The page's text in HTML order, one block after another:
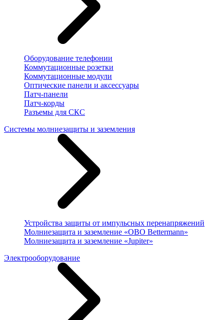
Оборудование телефонии
Коммутационные розетки
Коммутационные модули
Оптические панели и аксессуары
Патч-панели
Патч-корды
Разъемы для СКС
Системы молниезащиты и заземления
Устройства защиты от импульсных перенапряжений
Молниезащита и заземление «OBO Bettermann»
Молниезащита и заземление «Jupiter»
Электрооборудование